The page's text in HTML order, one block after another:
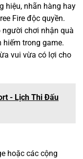
hiệu, nhãn hàng hay
Fire độc quyền.
chơi nhận quà
hiếm trong game.
vui vừa có lợi cho
- Lịch Thi Đấu
hoặc các cộng